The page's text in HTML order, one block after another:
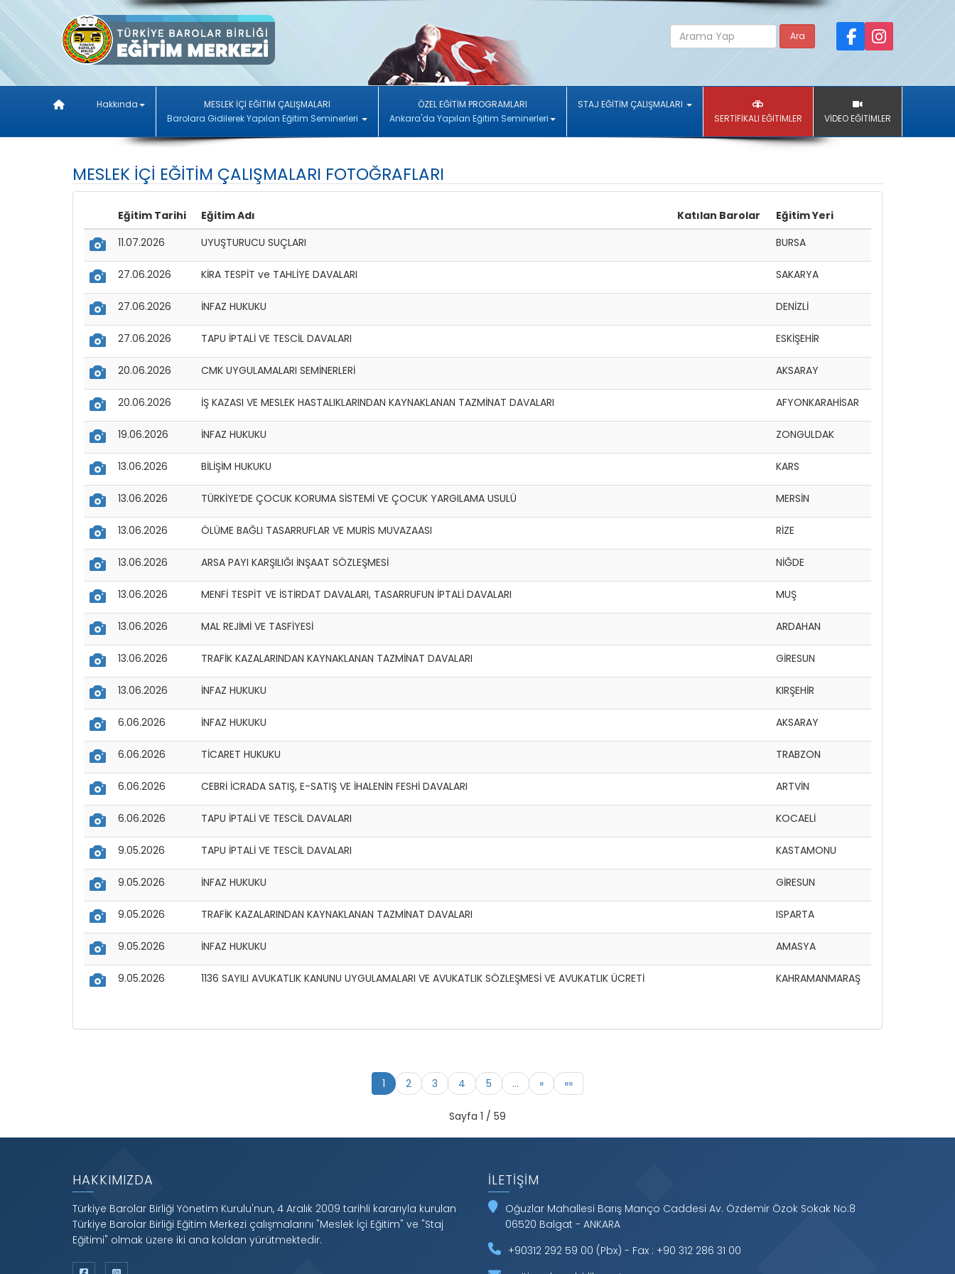
Ara
Hakkında
MESLEK İÇİ EĞİTİM ÇALIŞMALARI
Barolara Gidilerek Yapılan Eğitim Seminerleri
ÖZEL EĞİTİM PROGRAMLARI
Ankara'da Yapılan Eğitim Seminerleri
STAJ EĞİTİM ÇALIŞMALARI
SERTİFİKALI EĞİTİMLER
VİDEO EĞİTİMLER
MESLEK İÇİ EĞİTİM ÇALIŞMALARI FOTOĞRAFLARI
Eğitim Tarihi Eğitim Adı Katılan Barolar
Eğitim Yeri
11.07.2026
UYUŞTURUCU SUÇLARI BURSA
27.06.2026 KİRA TESPİT ve TAHLİYE DAVALARI SAKARYA
27.06.2026 İNFAZ HUKUKU DENİZLİ
27.06.2026 TAPU İPTALİ VE TESCİL DAVALARI ESKİŞEHİR
20.06.2026 CMK UYGULAMALARI SEMİNERLERİ AKSARAY
20.06.2026 İŞ KAZASI VE MESLEK HASTALIKLARINDAN KAYNAKLANAN TAZMİNAT DAVALARI AFYONKARAHİSAR
19.06.2026 İNFAZ HUKUKU ZONGULDAK
13.06.2026 BİLİŞİM HUKUKU KARS
13.06.2026 TÜRKİYE’DE ÇOCUK KORUMA SİSTEMİ VE ÇOCUK YARGILAMA USULÜ MERSİN
13.06.2026 ÖLÜME BAĞLI TASARRUFLAR VE MURİS MUVAZAASI RİZE
13.06.2026 ARSA PAYI KARŞILIĞI İNŞAAT SÖZLEŞMESİ NİĞDE
13.06.2026 MENFİ TESPİT VE İSTİRDAT DAVALARI, TASARRUFUN İPTALİ DAVALARI MUŞ
13.06.2026 MAL REJİMİ VE TASFİYESİ ARDAHAN
13.06.2026 TRAFİK KAZALARINDAN KAYNAKLANAN TAZMİNAT DAVALARI GİRESUN
13.06.2026 İNFAZ HUKUKU KIRŞEHİR
6.06.2026 İNFAZ HUKUKU AKSARAY
6.06.2026 TİCARET HUKUKU TRABZON
6.06.2026 CEBRİ İCRADA SATIŞ, E-SATIŞ VE İHALENİN FESHİ DAVALARI ARTVİN
6.06.2026 TAPU İPTALİ VE TESCİL DAVALARI KOCAELİ
9.05.2026 TAPU İPTALİ VE TESCİL DAVALARI KASTAMONU
9.05.2026 İNFAZ HUKUKU GİRESUN
9.05.2026 TRAFİK KAZALARINDAN KAYNAKLANAN TAZMİNAT DAVALARI ISPARTA
9.05.2026 İNFAZ HUKUKU AMASYA
9.05.2026 1136 SAYILI AVUKATLIK KANUNU UYGULAMALARI VE AVUKATLIK SÖZLEŞMESİ VE AVUKATLIK ÜCRETİ KAHRAMANMARAŞ
1 2 3 4 5 … » »»
Sayfa 1 / 59
HAKKIMIZDA
Türkiye Barolar Birliği Yönetim Kurulu'nun, 4 Aralık 2009 tarihli kararıyla kurulan
Türkiye Barolar Birliği Eğitim Merkezi çalışmalarını "Meslek İçi Eğitim" ve "Staj
Eğitimi" olmak üzere iki ana koldan yürütmektedir.
İLETIŞIM
Oğuzlar Mahallesi Barış Manço Caddesi Av. Özdemir Özok Sokak No:8
06520 Balgat - ANKARA
+90312 292 59 00 (Pbx) - Fax : +90 312 286 31 00